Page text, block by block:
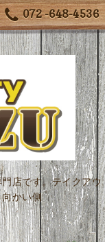
072 -648-4536
店です。テイクアウ
かい側